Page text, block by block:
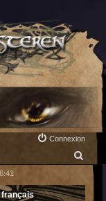
Connexion
c
français